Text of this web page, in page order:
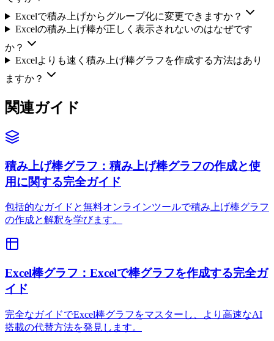
Excelで積み上げからグループ化に変更できますか？
Excelの積み上げ棒が正しく表示されないのはなぜです
か？
Excelよりも速く積み上げ棒グラフを作成する方法はあり
ますか？
関連ガイド
積み上げ棒グラフ：積み上げ棒グラフの作成と使
用に関する完全ガイド
包括的なガイドと無料オンラインツールで積み上げ棒グラフ
の作成と解釈を学びます。
Excel棒グラフ：Excelで棒グラフを作成する完全ガ
イド
完全なガイドでExcel棒グラフをマスターし、より高速なAI
搭載の代替方法を発見します。